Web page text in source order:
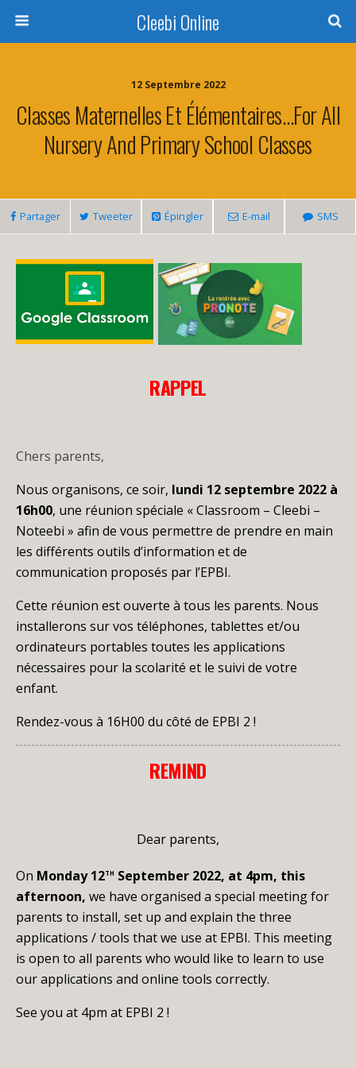
Cleebi Online
12 Septembre 2022
Classes Maternelles Et Élémentaires…For All
Nursery And Primary School Classes
Partager Tweeter Épingler E-mail SMS
RAPPEL
Chers parents,
Nous organisons, ce soir, lundi 12 septembre 2022 à
16h00, une réunion spéciale « Classroom – Cleebi –
Noteebi » afin de vous permettre de prendre en main
les différents outils d’information et de
communication proposés par l’EPBI.
Cette réunion est ouverte à tous les parents. Nous
installerons sur vos téléphones, tablettes et/ou
ordinateurs portables toutes les applications
nécessaires pour la scolarité et le suivi de votre
enfant.
Rendez-vous à 16H00 du côté de EPBI 2 !
REMIND
Dear parents,
On Monday 12th September 2022, at 4pm, this
afternoon, we have organised a special meeting for
parents to install, set up and explain the three
applications / tools that we use at EPBI. This meeting
is open to all parents who would like to learn to use
our applications and online tools correctly.
See you at 4pm at EPBI 2 !